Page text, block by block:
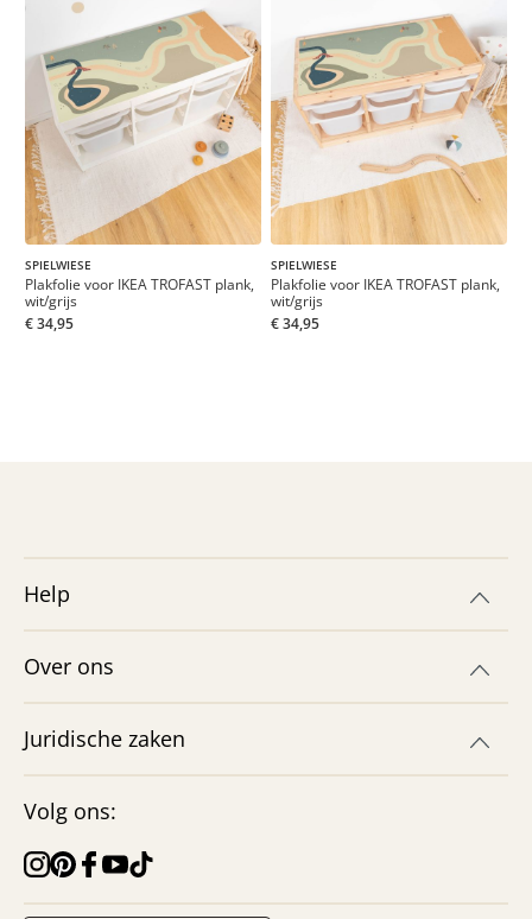
SPIELWIESE
Plakfolie voor IKEA TROFAST plank,
wit/grijs
€ 34,95
SPIELWIESE
Plakfolie voor IKEA TROFAST plank,
wit/grijs
€ 34,95
Help
Over ons
Juridische zaken
Volg ons: